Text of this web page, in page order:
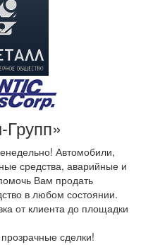
Автомобили,
средства, аварийные и
Вам продать
в любом состоянии.
от клиента до площадки
сделки!